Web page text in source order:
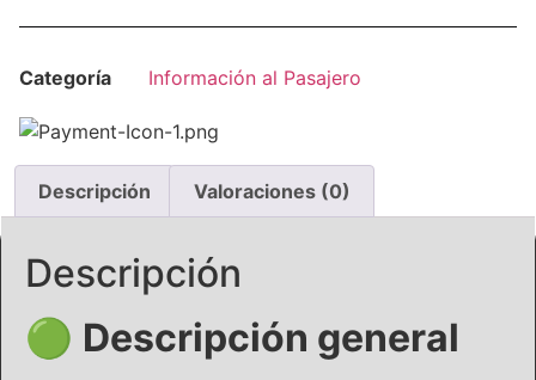
Categoría Información al Pasajero
Descripción Valoraciones (0)
Descripción
🟢 Descripción general